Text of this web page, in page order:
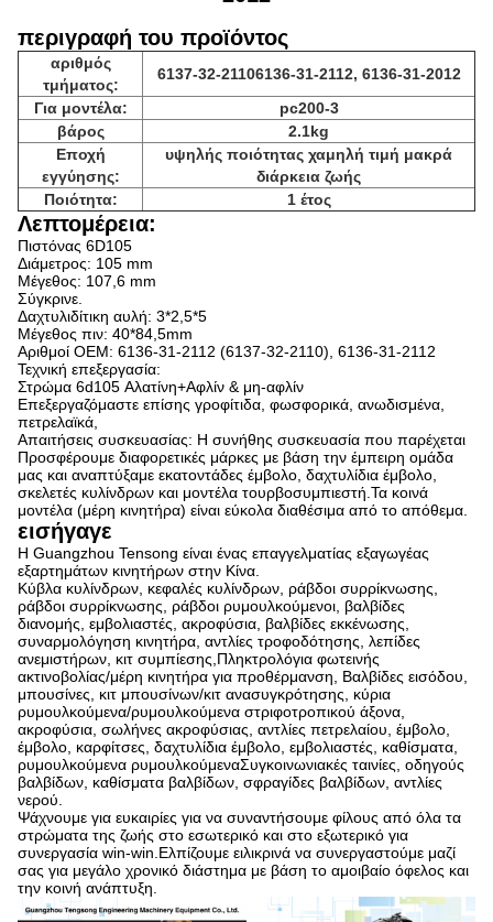
περιγραφή του προϊόντος
αριθμός
τμήματος:
6137-32-21106136-31-2112, 6136-31-2012
Για μοντέλα:
pc200-3
βάρος
2.1kg
Εποχή
εγγύησης:
υψηλής ποιότητας χαμηλή τιμή μακρά
διάρκεια ζωής
Ποιότητα:
1 έτος
Λεπτομέρεια:
Πιστόνας 6D105
Διάμετρος: 105 mm
Μέγεθος: 107,6 mm
Σύγκρινε.
Δαχτυλιδίτικη αυλή: 3*2,5*5
Μέγεθος πιν: 40*84,5mm
Αριθμοί OEM: 6136-31-2112 (6137-32-2110), 6136-31-2112
Τεχνική επεξεργασία:
Στρώμα 6d105 Αλατίνη+Αφλίν & μη-αφλίν
Επεξεργαζόμαστε επίσης γροφίτιδα, φωσφορικά, ανωδισμένα,
πετρελαϊκά,
Απαιτήσεις συσκευασίας: Η συνήθης συσκευασία που παρέχεται
Προσφέρουμε διαφορετικές μάρκες με βάση την έμπειρη ομάδα
μας και αναπτύξαμε εκατοντάδες έμβολο, δαχτυλίδια έμβολο,
σκελετές κυλίνδρων και μοντέλα τουρβοσυμπιεστή.Τα κοινά
μοντέλα (μέρη κινητήρα) είναι εύκολα διαθέσιμα από το απόθεμα.
εισήγαγε
Η Guangzhou Tensong είναι ένας επαγγελματίας εξαγωγέας
εξαρτημάτων κινητήρων στην Κίνα.
Κύβλα κυλίνδρων, κεφαλές κυλίνδρων, ράβδοι συρρίκνωσης,
ράβδοι συρρίκνωσης, ράβδοι ρυμουλκούμενοι, βαλβίδες
διανομής, εμβολιαστές, ακροφύσια, βαλβίδες εκκένωσης,
συναρμολόγηση κινητήρα, αντλίες τροφοδότησης, λεπίδες
ανεμιστήρων, κιτ συμπίεσης,Πληκτρολόγια φωτεινής
ακτινοβολίας/μέρη κινητήρα για προθέρμανση, Βαλβίδες εισόδου,
μπουσίνες, κιτ μπουσίνων/κιτ ανασυγκρότησης, κύρια
ρυμουλκούμενα/ρυμουλκούμενα στριφοτροπικού άξονα,
ακροφύσια, σωλήνες ακροφύσιας, αντλίες πετρελαίου, έμβολο,
έμβολο, καρφίτσες, δαχτυλίδια έμβολο, εμβολιαστές, καθίσματα,
ρυμουλκούμενα ρυμουλκούμεναΣυγκοινωνιακές ταινίες, οδηγούς
βαλβίδων, καθίσματα βαλβίδων, σφραγίδες βαλβίδων, αντλίες
νερού.
Ψάχνουμε για ευκαιρίες για να συναντήσουμε φίλους από όλα τα
στρώματα της ζωής στο εσωτερικό και στο εξωτερικό για
συνεργασία win-win.Ελπίζουμε ειλικρινά να συνεργαστούμε μαζί
σας για μεγάλο χρονικό διάστημα με βάση το αμοιβαίο όφελος και
την κοινή ανάπτυξη.